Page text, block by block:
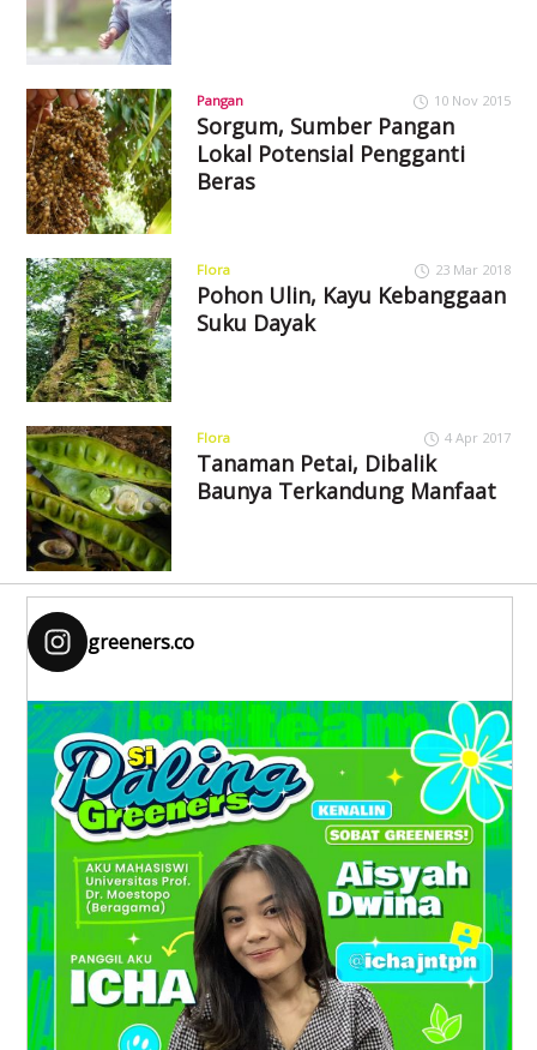
Pangan 10 Nov 2015
Sorgum, Sumber Pangan
Lokal Potensial Pengganti
Beras
Flora 23 Mar 2018
Pohon Ulin, Kayu Kebanggaan
Suku Dayak
Flora 4 Apr 2017
Tanaman Petai, Dibalik
Baunya Terkandung Manfaat
greeners.co